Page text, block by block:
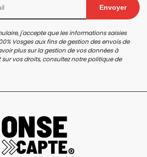
Envoyer
j'accepte que les informations saisies
Vosges aux fins de gestion des envois de
plus sur la gestion de vos données à
vos droits, consultez notrepolitique de